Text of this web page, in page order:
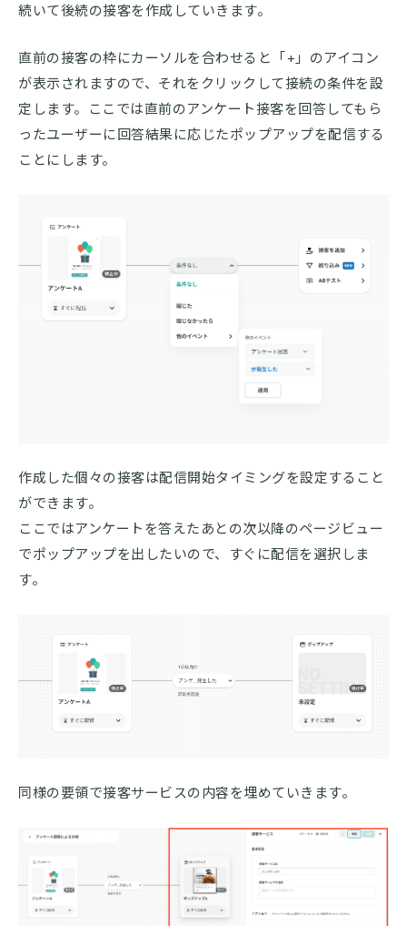
続いて後続の接客を作成していきます。
直前の接客の枠にカーソルを合わせると「+」のアイコン
が表示されますので、それをクリックして接続の条件を設
定します。ここでは直前のアンケート接客を回答してもら
ったユーザーに回答結果に応じたポップアップを配信する
ことにします。
作成した個々の接客は配信開始タイミングを設定すること
ができます。
ここではアンケートを答えたあとの次以降のページビュー
でポップアップを出したいので、すぐに配信を選択しま
す。
同様の要領で接客サービスの内容を埋めていきます。